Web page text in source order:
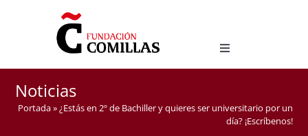
Toggle
Navigation
Master Degree in Teaching Spanish as a Foreign
Language (ELE)
Noticias
Portada»¿Estás en 2º de Bachiller y quieres ser universitario por un
día? ¡Escríbenos!